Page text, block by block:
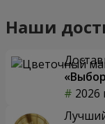
Наши
2026